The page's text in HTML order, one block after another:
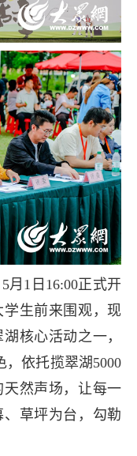
1日16:00正式开
生前来围观，现
核心活动之一，
，依托揽翠湖5000
然声场，让每一
草坪为台，勾勒